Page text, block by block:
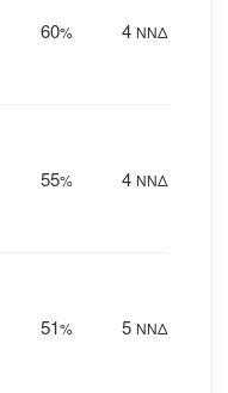
60% 4 ΝΝΔ
55% 4 ΝΝΔ
51% 5 ΝΝΔ